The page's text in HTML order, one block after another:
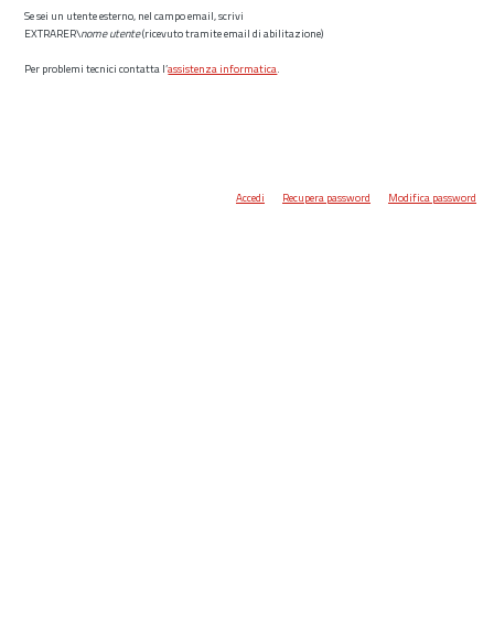
Se sei un utente esterno, nel campo email, scrivi
EXTRARER\nome utente(ricevuto tramite email di abilitazione)
Per problemi tecnici contatta l’assistenza informatica.
Accedi Recupera password Modifica password